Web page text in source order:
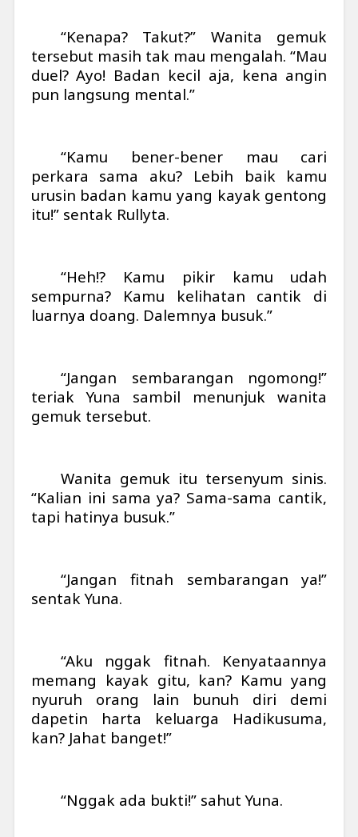
“Kenapa? Takut?” Wanita gemuk
tersebut masih tak mau mengalah. “Mau
duel? Ayo! Badan kecil aja, kena angin
pun langsung mental.”
“Kamu bener-bener mau cari
perkara sama aku? Lebih baik kamu
urusin badan kamu yang kayak gentong
itu!” sentak Rullyta.
“Heh!? Kamu pikir kamu udah
sempurna? Kamu kelihatan cantik di
luarnya doang. Dalemnya busuk.”
“Jangan sembarangan ngomong!”
teriak Yuna sambil menunjuk wanita
gemuk tersebut.
Wanita gemuk itu tersenyum sinis.
“Kalian ini sama ya? Sama-sama cantik,
tapi hatinya busuk.”
“Jangan fitnah sembarangan ya!”
sentak Yuna.
“Aku nggak fitnah. Kenyataannya
memang kayak gitu, kan? Kamu yang
nyuruh orang lain bunuh diri demi
dapetin harta keluarga Hadikusuma,
kan? Jahat banget!”
“Nggak ada bukti!” sahut Yuna.